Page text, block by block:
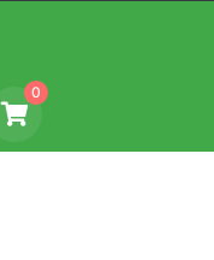
0